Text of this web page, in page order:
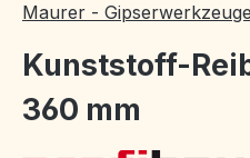
Maurer - Gipserwerkzeuge
Kunststoff-
360 mm